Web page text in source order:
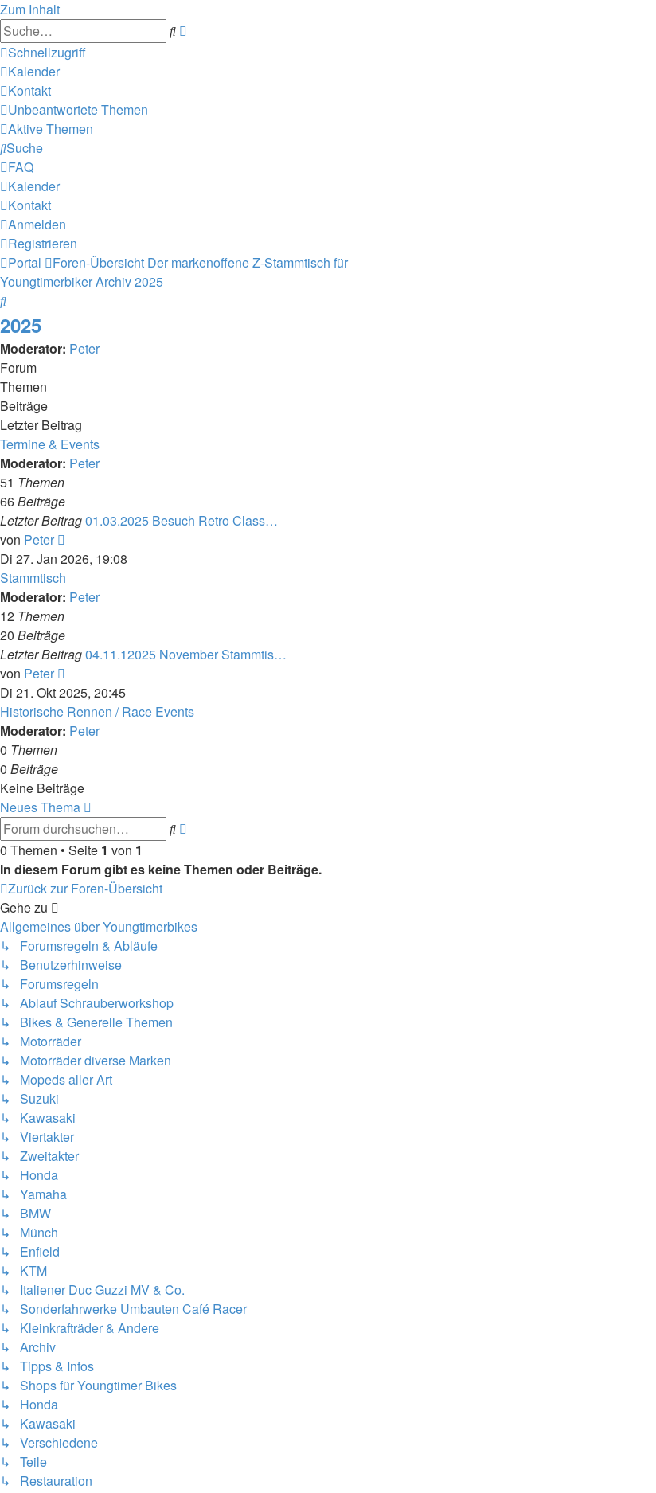
Zum Inhalt
Suche
Schnellzugriff
Kalender
Kontakt
Unbeantwortete Themen
Aktive Themen
Suche
FAQ
Kalender
Kontakt
Anmelden
Registrieren
Portal
Foren-Übersicht Der markenoffene Z-Stammtisch für
YoungtimerbikerArchiv2025
Suche
2025
Moderator: Peter
Forum
Themen
Beiträge
Letzter Beitrag
Termine & Events
Moderator: Peter
51 Themen
66Beiträge
Letzter Beitrag01.03.2025 Besuch Retro Class…
von Peter
Beitrag
Di 27. Jan 2026, 19:08
Stammtisch
Moderator: Peter
12 Themen
20 Beiträge
Letzter Beitrag04.11.12025 November Stammtis…
von Peter
Beitrag
Di 21. Okt 2025, 20:45
Historische Rennen / Race Events
Moderator: Peter
0 Themen
0 Beiträge
Keine Beiträge
Neues Thema
Suche
0 Themen • Seite 1 von 1
In diesem Forum gibt es keine Themen oder Beiträge.
Zurück zur Foren-Übersicht
Gehe zu
Allgemeines über Youngtimerbikes
↳ Forumsregeln & Abläufe
↳ Benutzerhinweise
↳ Forumsregeln
↳ Ablauf Schrauberworkshop
↳ Bikes & Generelle Themen
↳ Motorräder
↳ Motorräder diverse Marken
↳ Mopeds aller Art
↳ Suzuki
↳ Kawasaki
↳ Viertakter
↳ Zweitakter
↳ Honda
↳ Yamaha
↳ BMW
↳ Münch
↳ Enfield
↳ KTM
↳ Italiener Duc Guzzi MV & Co.
↳ Sonderfahrwerke Umbauten Café Racer
↳ Kleinkrafträder & Andere
↳ Archiv
↳ Tipps & Infos
↳ Shops für Youngtimer Bikes
↳ Honda
↳ Kawasaki
↳ Verschiedene
↳ Teile
↳ Restauration